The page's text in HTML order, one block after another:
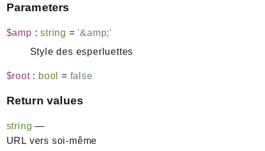
Parameters
$amp :string ='&amp;'
Style des esperluettes
$root: bool = false
Return values
string —
URL vers soi-même